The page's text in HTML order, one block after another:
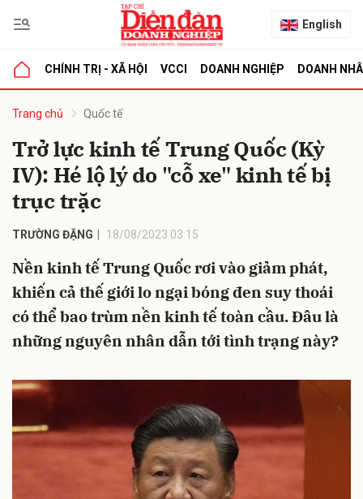
English
CHÍNH TRỊ - XÃ HỘI VCCI DOANH NGHIỆP DOANH
Trang chủ Quốc tế
Trở lực kinh tế Trung Quốc (Kỳ
IV): Hé lộ lý do "cỗ xe" kinh tế bị
trục trặc
TRƯỜNG ĐẶNG 18/08/2023 03:15
Nền kinh tế Trung Quốc rơi vào giảm phát,
khiến cả thế giới lo ngại bóng đen suy thoái
có thể bao trùm nền kinh tế toàn cầu. Đâu là
những nguyên nhân dẫn tới tình trạng này?
luận
Hủy